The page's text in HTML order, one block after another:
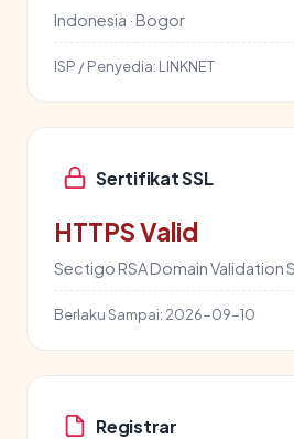
Indonesia · Bogor
ISP / Penyedia: LINKNET
Sertifikat SSL
HTTPS Valid
Sectigo RSA Domain Validation
Berlaku Sampai: 2026-09-10
Registrar